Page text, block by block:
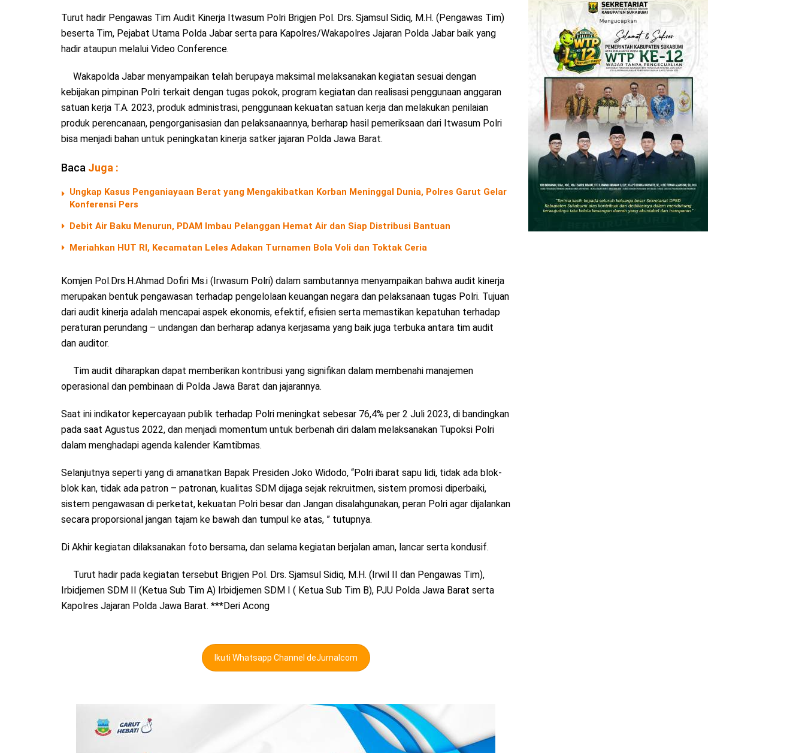
Turut hadir Pengawas Tim Audit Kinerja Itwasum Polri Brigjen Pol. Drs. Sjamsul Sidiq, M.H. (Pengawas Tim)
beserta Tim, Pejabat Utama Polda Jabar serta para Kapolres/Wakapolres Jajaran Polda Jabar baik yang
hadir ataupun melalui Video Conference.
Wakapolda Jabar menyampaikan telah berupaya maksimal melaksanakan kegiatan sesuai dengan
kebijakan pimpinan Polri terkait dengan tugas pokok, program kegiatan dan realisasi penggunaan anggaran
satuan kerja T.A. 2023, produk administrasi, penggunaan kekuatan satuan kerja dan melakukan penilaian
produk perencanaan, pengorganisasian dan pelaksanaannya, berharap hasil pemeriksaan dari Itwasum Polri
bisa menjadi bahan untuk peningkatan kinerja satker jajaran Polda Jawa Barat.
Baca Juga :
Ungkap Kasus Penganiayaan Berat yang Mengakibatkan Korban Meninggal Dunia, Polres Garut Gelar
Konferensi Pers
Debit Air Baku Menurun, PDAM Imbau Pelanggan Hemat Air dan Siap Distribusi Bantuan
Meriahkan HUT RI, Kecamatan Leles Adakan Turnamen Bola Voli dan Toktak Ceria
Komjen Pol.Drs.H.Ahmad Dofiri Ms.i (Irwasum Polri) dalam sambutannya menyampaikan bahwa audit kinerja
merupakan bentuk pengawasan terhadap pengelolaan keuangan negara dan pelaksanaan tugas Polri. Tujuan
dari audit kinerja adalah mencapai aspek ekonomis, efektif, efisien serta memastikan kepatuhan terhadap
peraturan perundang – undangan dan berharap adanya kerjasama yang baik juga terbuka antara tim audit
dan auditor.
Tim audit diharapkan dapat memberikan kontribusi yang signifikan dalam membenahi manajemen
operasional dan pembinaan di Polda Jawa Barat dan jajarannya.
Saat ini indikator kepercayaan publik terhadap Polri meningkat sebesar 76,4% per 2 Juli 2023, di bandingkan
pada saat Agustus 2022, dan menjadi momentum untuk berbenah diri dalam melaksanakan Tupoksi Polri
dalam menghadapi agenda kalender Kamtibmas.
Selanjutnya seperti yang di amanatkan Bapak Presiden Joko Widodo, “Polri ibarat sapu lidi, tidak ada blok-
blok kan, tidak ada patron – patronan, kualitas SDM dijaga sejak rekruitmen, sistem promosi diperbaiki,
sistem pengawasan di perketat, kekuatan Polri besar dan Jangan disalahgunakan, peran Polri agar dijalankan
secara proporsional jangan tajam ke bawah dan tumpul ke atas, ” tutupnya.
Di Akhir kegiatan dilaksanakan foto bersama, dan selama kegiatan berjalan aman, lancar serta kondusif.
Turut hadir pada kegiatan tersebut Brigjen Pol. Drs. Sjamsul Sidiq, M.H. (Irwil II dan Pengawas Tim),
Irbidjemen SDM II (Ketua Sub Tim A) Irbidjemen SDM I ( Ketua Sub Tim B), PJU Polda Jawa Barat serta
Kapolres Jajaran Polda Jawa Barat. ***Deri Acong
Ikuti Whatsapp Channel deJurnalcom